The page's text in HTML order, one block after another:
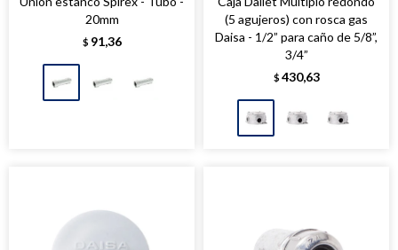
20mm
$ 91,36
(5 agujeros) con rosca gas
Daisa - 1/2” para caño de 5/8”,
3/4”
$ 430,63